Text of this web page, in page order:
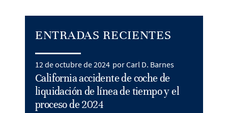
ENTRADAS RECIENTES
12 de octubre de 2024 por Carl D. Barnes
California accidente de coche de
liquidación de línea de tiempo y el
proceso de 2024